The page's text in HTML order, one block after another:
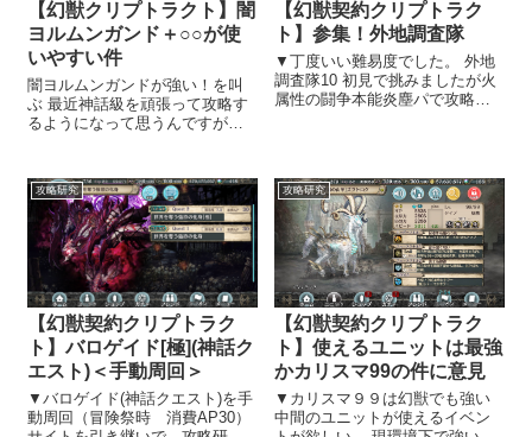
【幻獣クリプトラクト】闇
ヨルムンガンド＋○○が使
いやすい件
闇ヨルムンガンドが強い！を叫
ぶ 最近神話級を頑張って攻略す
るようになって思うんですが、
派手な感じでは全くないのです
が、クイックかけるとずーっと
攻撃してるんですよ。 そして
ね。リーダー...
【幻獣契約クリプトラク
ト】参集！外地調査隊
▼丁度いい難易度でした。 外地
調査隊10 初見で挑みましたが火
属性の闘争本能炎塵パで攻略出
しています。 ケツァ様の炎塵が
強すぎて、特に危なげもなく攻
略する...
攻略研究
【幻獣契約クリプトラク
ト】バロゲイド[極](神話ク
エスト)＜手動周回＞
▼バロゲイド(神話クエスト)を手
動周回（冒険祭時 消費AP30）
攻略研究
【幻獣契約クリプトラク
ト】使えるユニットは最強
かカリスマ99の件に意見
▼カリスマ９９は幻獣でも強い
中間のユニットが使えるイベン